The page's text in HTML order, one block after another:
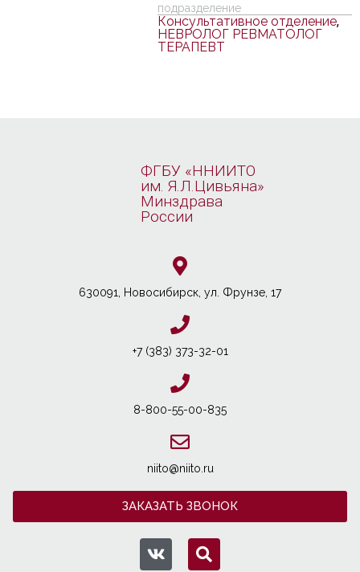
подразделение
Консультативное отделение,
НЕВРОЛОГ РЕВМАТОЛОГ
ТЕРАПЕВТ
ФГБУ «ННИИТО
им. Я.Л.Цивьяна»
Минздрава
России
630091, Новосибирcк, ул. Фрунзе, 17
+7 (383) 373-32-01
8-800-55-00-835
niito@niito.ru
ЗАКАЗАТЬ ЗВОНОК